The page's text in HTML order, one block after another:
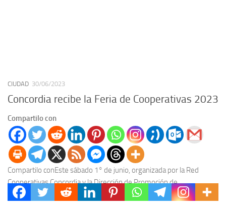
CIUDAD 30/06/2023
Concordia recibe la Feria de Cooperativas 2023
Compartilo con
Compartilo conEste sábado 1° de junio, organizada por la Red
Cooperativas Concordia y la Dirección de Promoción de
Cooperativas y Mutuales de la Municipalidad de...